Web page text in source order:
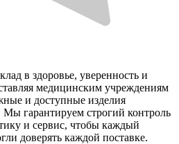
в здоровье, уверенность и
медицинским учреждениям
и доступные изделия
Мы гарантируем строгий контроль
и сервис, чтобы каждый
доверять каждой поставке.